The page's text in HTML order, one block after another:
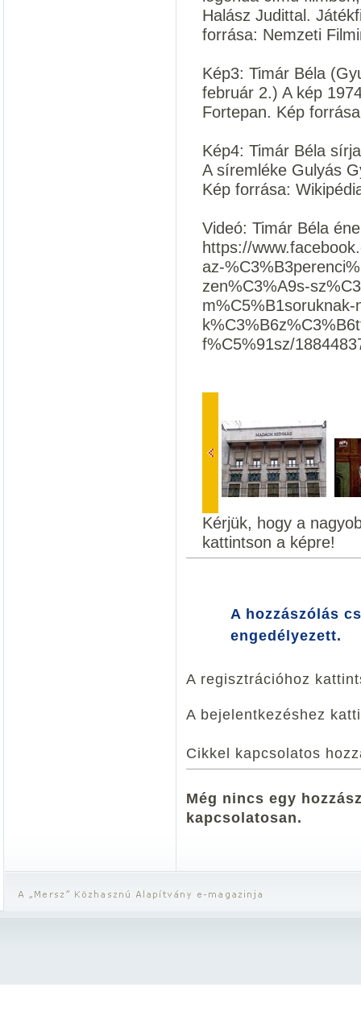
Halász Judittal.
forrása: Nemzeti
Kép3: Timár Béla
február 2.) A kép
Fortepan. Kép
Kép4: Timár Béla
A síremléke Gulyás
Kép forrása:
Videó: Timár Béla
https://
az-
zen%C3%A9s-
f%C5%91sz/
Kérjük, hogy a
kattintson a képre!
A hozzászólás
engedélyezett.
A regisztrációhoz
A bejelentkezéshez
Cikkel kapcsolatos
Még nincs egy
kapcsolatosan.